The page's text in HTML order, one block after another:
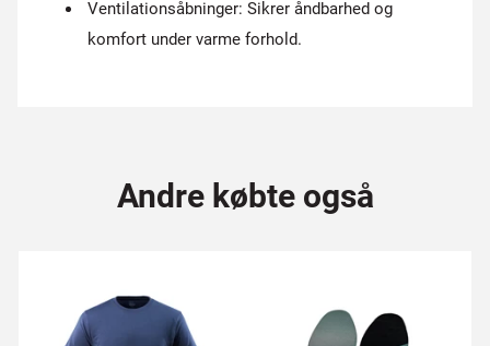
Ventilationsåbninger: Sikrer åndbarhed og
komfort under varme forhold.
Andre købte også